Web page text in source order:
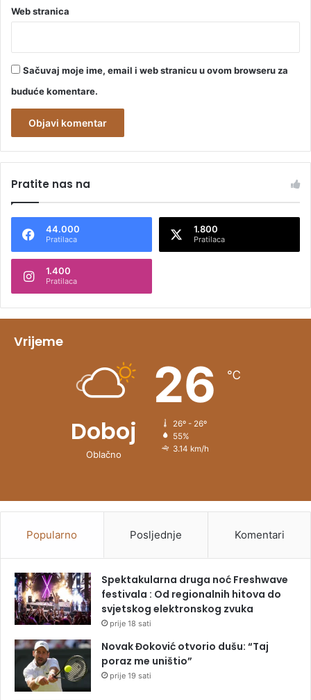
Web stranica
Sačuvaj moje ime, email i web stranicu u ovom browseru za
buduće komentare.
t
n
t
v
Pratite nas na
44.000
Pratilaca
1.800
Pratilaca
1.400
Pratilaca
Vrijeme
Doboj
Oblačno
26 ℃
26º - 26º
55%
3.14 km/h
Popularno Posljednje Komentari
Spektakularna druga noć Freshwave
festivala : Od regionalnih hitova do
svjetskog elektronskog zvuka
prije 18 sati
Novak Đoković otvorio dušu: “Taj
poraz me uništio”
prije 19 sati